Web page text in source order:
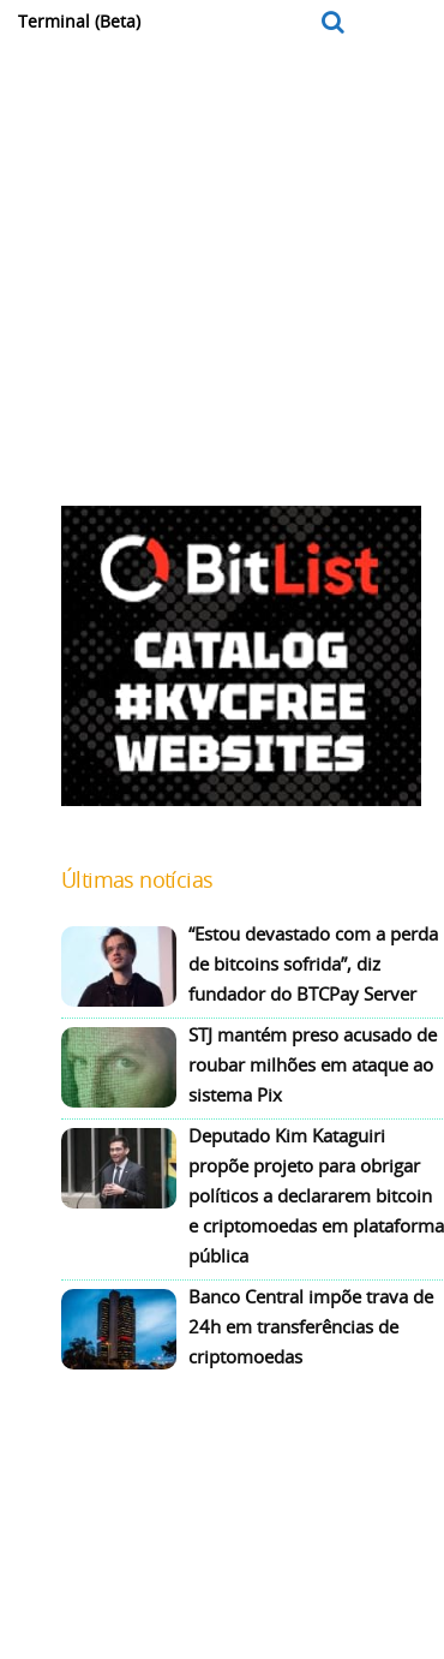
Terminal (Beta)
Últimas notícias
“Estou devastado com a perda
de bitcoins sofrida”, diz
fundador do BTCPay Server
STJ mantém preso acusado de
roubar milhões em ataque ao
sistema Pix
Deputado Kim Kataguiri
propõe projeto para obrigar
políticos a declararem bitcoin
e criptomoedas em plataforma
pública
Banco Central impõe trava de
24h em transferências de
criptomoedas